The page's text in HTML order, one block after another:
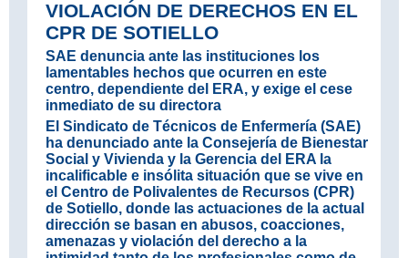
VIOLACIÓN DE DERECHOS EN EL
CPR DE SOTIELLO
SAE denuncia ante las instituciones los
lamentables hechos que ocurren en este
centro, dependiente del ERA, y exige el cese
inmediato de su directora
El Sindicato de Técnicos de Enfermería (SAE)
ha denunciado ante la Consejería de Bienestar
Social y Vivienda y la Gerencia del ERA la
incalificable e insólita situación que se vive en
el Centro de Polivalentes de Recursos (CPR)
de Sotiello, donde las actuaciones de la actual
dirección se basan en abusos, coacciones,
amenazas y violación del derecho a la